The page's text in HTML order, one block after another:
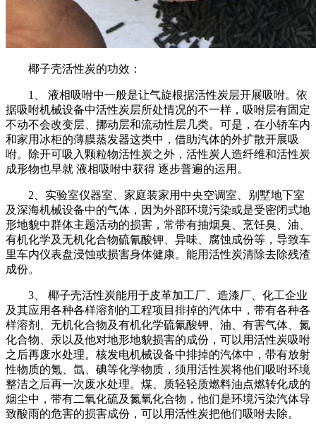
椰子壳活性炭的功效：
1、 液相吸咐中一般是让气旋根据活性炭层开展吸咐。依
据吸咐机械设备中活性炭层所处情况的不一样，吸咐层有固定
不动不会改变层、挪动层和流动性层几类。可是，在小轿车内
和家用冰柜的薄膜蒸发器这类中，借助汽体的外扩散开展吸
咐。除开可吸入颗粒物活性炭之外，活性炭人造纤维和活性炭
成形物也早就 液相吸咐中获得 逐步普遍的运用。
2、实验室仪器室、家庭装家用中央空调室、别墅地下室
及深海机械设备中的气体，因为外部环境污染或是受密闭式地
形地貌中群体主题活动的损害，常带有抽烟臭、烹饪臭、油、
有机化学及无机化合物硫氰酸钾、异味、腐蚀成份等，导致车
里车内仪表盘浸蚀或损害身体健康。能用活性炭清除去除残渣
成份。
3、 椰子壳活性炭能用于皮革加工厂、造漆厂、化工企业
及其应用各种各样溶剂的工程项目排掉的汽体中，带有各种各
样溶剂、无机化合物及有机化学硫氰酸钾、油、有害气体、氮
化合物、汞以及他对地形地貌损害的成份，可以用活性炭吸咐
之后再废水处理。核发电机械设备中排掉的汽体中，带有放射
性物质的氪、氙、碘等化学物质，须用活性炭将他们吸咐环境
整洁之后再一次废水处理。煤、质轻轻质燃料油点燃转化成的
烟尘中，带有二氧化硫及氮氧化合物，他们是环境污染汽体导
致酸雨的危害的损害成份，可以用活性炭把他们吸咐去除。